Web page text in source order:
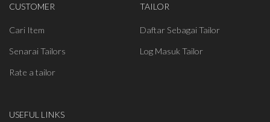
CUSTOMER
Cari Item
Senarai Tailors
Rate a tailor
TAILOR
Daftar Sebagai Tailor
Log Masuk Tailor
USEFUL LINKS